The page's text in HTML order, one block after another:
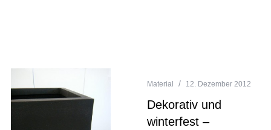
Material 12. Dezember 2012
Dekorativ und
winterfest –